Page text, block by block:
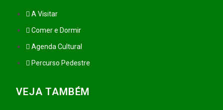
A Visitar
Comer e Dormir
Agenda Cultural
Percurso Pedestre
VEJA TAMBÉM